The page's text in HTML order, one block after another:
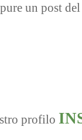
un post
profilo